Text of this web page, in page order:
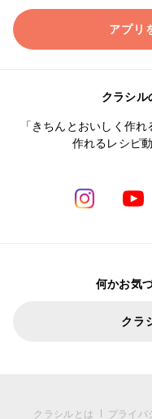
アプリ
クラシル
「きちんとおいしく作
作れるレシピ
何かお気
クラ
クラシルとは プライバ